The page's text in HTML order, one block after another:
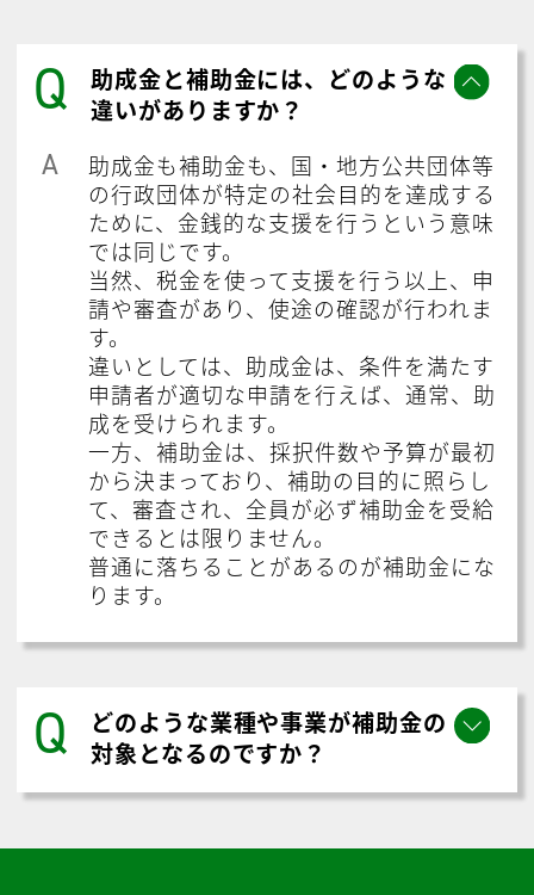
Q
助成金と補助金には、どのような
違いがありますか？
A
助成金も補助金も、国・地方公共団体等
の行政団体が特定の社会目的を達成する
ために、金銭的な支援を行うという意味
では同じです。
当然、税金を使って支援を行う以上、申
請や審査があり、使途の確認が行われま
す。
違いとしては、助成金は、条件を満たす
申請者が適切な申請を行えば、通常、助
成を受けられます。
一方、補助金は、採択件数や予算が最初
から決まっており、補助の目的に照らし
て、審査され、全員が必ず補助金を受給
できるとは限りません。
普通に落ちることがあるのが補助金にな
ります。
Q
どのような業種や事業が補助金の
対象となるのですか？